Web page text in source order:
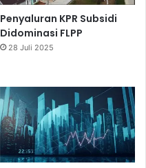
Penyaluran KPR Subsidi
Didominasi FLPP
28 Juli 2025